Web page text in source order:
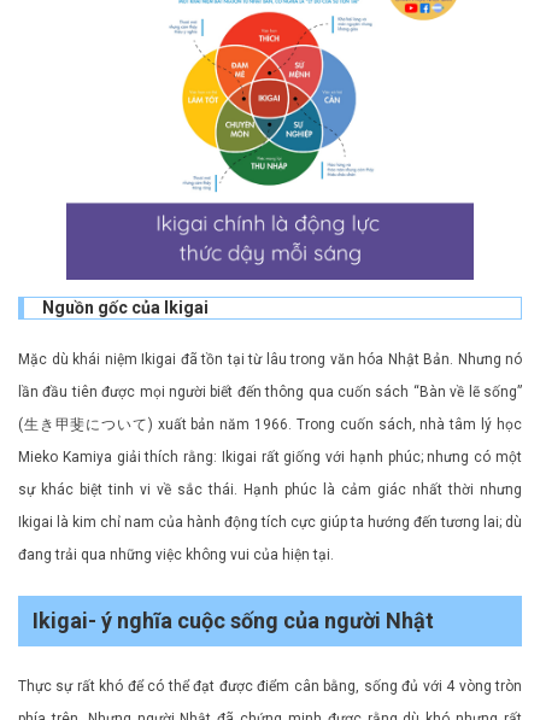
Nguồn gốc của Ikigai
Mặc dù khái niệm Ikigai đã tồn tại từ lâu trong văn hóa Nhật Bản. Nhưng nó
lần đầu tiên được mọi người biết đến thông qua cuốn sách “Bàn về lẽ sống”
(生き甲斐について) xuất bản năm 1966. Trong cuốn sách, nhà tâm lý học
Mieko Kamiya giải thích rằng: Ikigai rất giống với hạnh phúc; nhưng có một
sự khác biệt tinh vi về sắc thái. Hạnh phúc là cảm giác nhất thời nhưng
Ikigai là kim chỉ nam của hành động tích cực giúp ta hướng đến tương lai; dù
đang trải qua những việc không vui của hiện tại.
Ikigai- ý nghĩa cuộc sống của người Nhật
Thực sự rất khó để có thể đạt được điểm cân bằng, sống đủ với 4 vòng tròn